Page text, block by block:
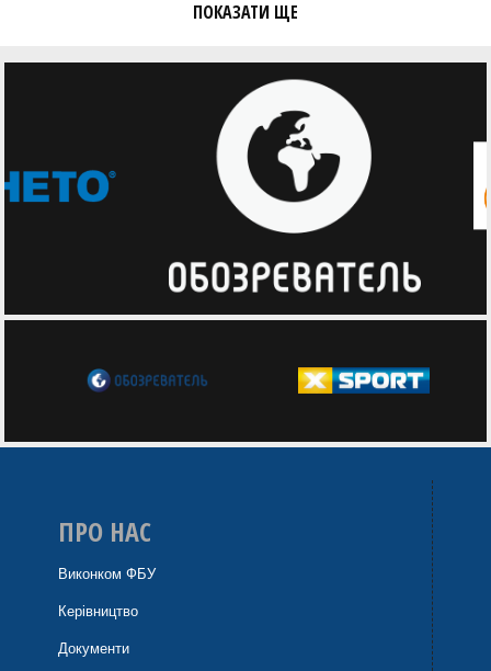
ПОКАЗАТИ ЩЕ
ПРО НАС
Виконком ФБУ
Керівництво
Документи